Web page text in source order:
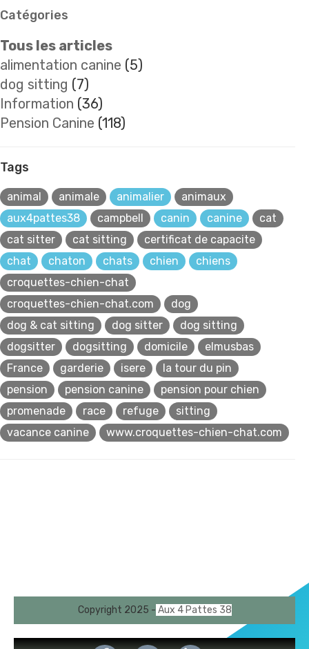
Catégories
Tous les articles
alimentation canine (5)
dog sitting (7)
Information (36)
Pension Canine (118)
Tags
animal animale animalier
animaux
aux4pattes38
campbell canin canine
cat
cat sitter
cat sitting
certificat de capacite
chat
chaton chats chien
chiens
croquettes-chien-chat
croquettes-chien-chat.com
dog
dog & cat sitting
dog sitter
dog sitting
dogsitter
dogsitting domicile
elmusbas
France
garderie isere
la tour du pin
pension
pension canine
pension pour chien
promenade
race refuge
sitting
vacance canine
www.croquettes-chien-chat.com
Copyright 2025 - Aux 4 Pattes 38